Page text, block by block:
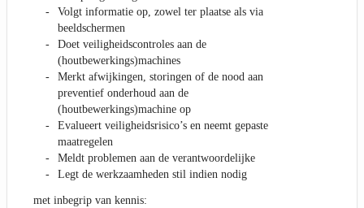
Volgt informatie op, zowel ter plaatse als via
beeldschermen
Doet veiligheidscontroles aan de
(houtbewerkings)machines
Merkt afwijkingen, storingen of de nood aan
preventief onderhoud aan de
(houtbewerkings)machine op
Evalueert veiligheidsrisico’s en neemt gepaste
maatregelen
Meldt problemen aan de verantwoordelijke
Legt de werkzaamheden stil indien nodig
met inbegrip van kennis: